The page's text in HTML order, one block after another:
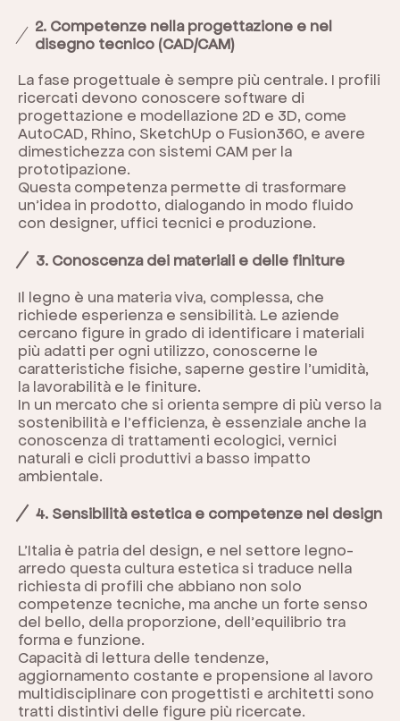
2. Competenze nella progettazione e nel
disegno tecnico (CAD/CAM)
La fase progettuale è sempre più centrale. I profili
ricercati devono conoscere software di
progettazione e modellazione 2D e 3D, come
AutoCAD, Rhino, SketchUp o Fusion360, e avere
dimestichezza con sistemi CAM per la
prototipazione.
Questa competenza permette di trasformare
un’idea in prodotto, dialogando in modo fluido
con designer, uffici tecnici e produzione.
3. Conoscenza dei materiali e delle finiture
Il legno è una materia viva, complessa, che
richiede esperienza e sensibilità. Le aziende
cercano figure in grado di identificare i materiali
più adatti per ogni utilizzo, conoscerne le
caratteristiche fisiche, saperne gestire l’umidità,
la lavorabilità e le finiture.
In un mercato che si orienta sempre di più verso la
sostenibilità e l’efficienza, è essenziale anche la
conoscenza di trattamenti ecologici, vernici
naturali e cicli produttivi a basso impatto
ambientale.
4. Sensibilità estetica e competenze nel design
L’Italia è patria del design, e nel settore legno-
arredo questa cultura estetica si traduce nella
richiesta di profili che abbiano non solo
competenze tecniche, ma anche un forte senso
del bello, della proporzione, dell’equilibrio tra
forma e funzione.
Capacità di lettura delle tendenze,
aggiornamento costante e propensione al lavoro
multidisciplinare con progettisti e architetti sono
tratti distintivi delle figure più ricercate.